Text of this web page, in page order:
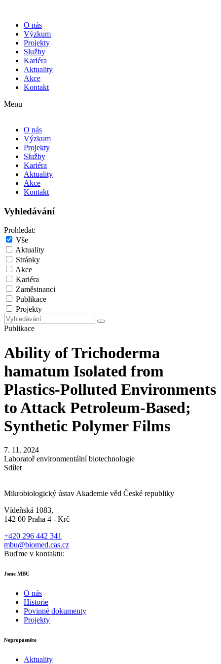
O nás
Výzkum
Projekty
Služby
Kariéra
Aktuality
Akce
Kontakt
Menu
O nás
Výzkum
Projekty
Služby
Kariéra
Aktuality
Akce
Kontakt
Vyhledávání
Prohledat:
Vše
Aktuality
Stránky
Akce
Kariéra
Zaměstnanci
Publikace
Projekty
Publikace
Ability of Trichoderma
hamatum Isolated from
Plastics-Polluted Environments
to Attack Petroleum-Based;
Synthetic Polymer Films
7. 11. 2024
Laboratoř environmentální biotechnologie
Sdílet
Mikrobiologický ústav Akademie věd České republiky
Vídeňská 1083,
142 00 Praha 4 - Krč
+420 296 442 341
mbu@biomed.cas.cz
Buďme v kontaktu:
Jsme MBU
O nás
Historie
Povinné dokumenty
Projekty
Nepropásněte
Aktuality